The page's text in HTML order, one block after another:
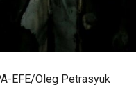
EFE/Oleg Petrasyuk